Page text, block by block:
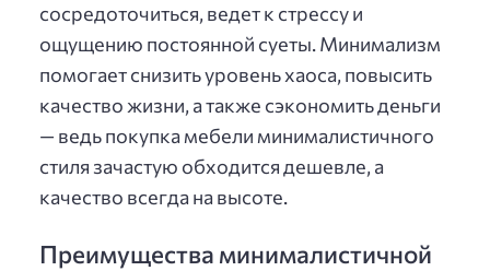
сосредоточиться, ведет к стрессу и
ощущению постоянной суеты. Минимализм
помогает снизить уровень хаоса, повысить
качество жизни, а также сэкономить деньги
— ведь покупка мебели минималистичного
стиля зачастую обходится дешевле, а
качество всегда на высоте.
Преимущества минималистичной